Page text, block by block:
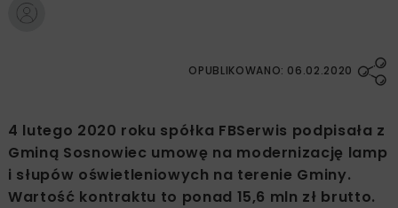
OPUBLIKOWANO: 06.02.2020
4 lutego 2020 roku spółka FBSerwis podpisała z
Gminą Sosnowiec umowę na modernizację lamp
i słupów oświetleniowych na terenie Gminy.
Wartość kontraktu to ponad 15,6 mln zł brutto.